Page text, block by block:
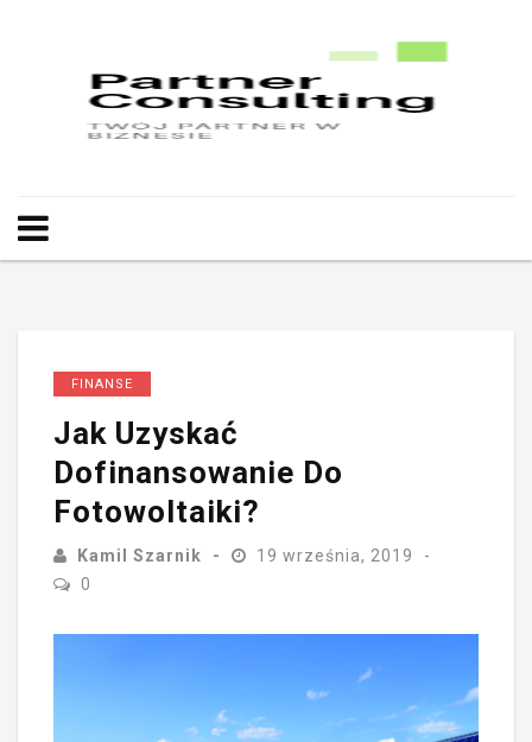
FINANSE
Jak Uzyskać
Dofinansowanie Do
Fotowoltaiki?
Kamil Szarnik
19 września, 2019
0